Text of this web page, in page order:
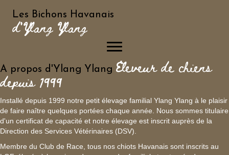
Les Bichons Havanais
d'Ylang Ylang
A propos d'Ylang Ylang Eleveur de chiens
depuis 1999
Installé depuis 1999 notre petit élevage familial Ylang Ylang à le plaisir
de faire naître quelques portées chaque année. Nous sommes titulaire
d'un certificat de capacité et notre élevage est inscrit auprès de la
Direction des Services Vétérinaires (DSV).
Membre du Club de Race, tous nos chiots Havanais sont inscrits au